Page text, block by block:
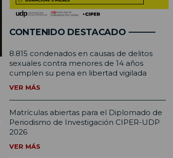
CONTENIDO DESTACADO
8.815 condenados en causas de delitos
sexuales contra menores de 14 años
cumplen su pena en libertad vigilada
VER MÁS
Matrículas abiertas para el Diplomado de
Periodismo de Investigación CIPER-UDP
2026
VER MÁS